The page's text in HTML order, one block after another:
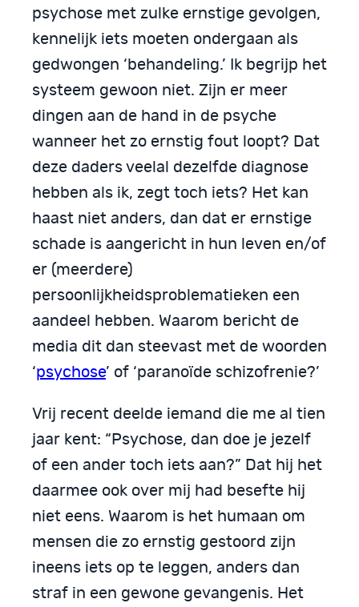
psychose met zulke ernstige gevolgen,
kennelijk iets moeten ondergaan als
gedwongen ‘behandeling.’ Ik begrijp het
systeem gewoon niet. Zijn er meer
dingen aan de hand in de psyche
wanneer het zo ernstig fout loopt? Dat
deze daders veelal dezelfde diagnose
hebben als ik, zegt toch iets? Het kan
haast niet anders, dan dat er ernstige
schade is aangericht in hun leven en/of
er (meerdere)
persoonlijkheidsproblematieken een
aandeel hebben. Waarom bericht de
media dit dan steevast met de woorden
‘psychose’ of ‘paranoïde schizofrenie?’
Vrij recent deelde iemand die me al tien
jaar kent: “Psychose, dan doe je jezelf
of een ander toch iets aan?” Dat hij het
daarmee ook over mij had besefte hij
niet eens. Waarom is het humaan om
mensen die zo ernstig gestoord zijn
ineens iets op te leggen, anders dan
straf in een gewone gevangenis. Het